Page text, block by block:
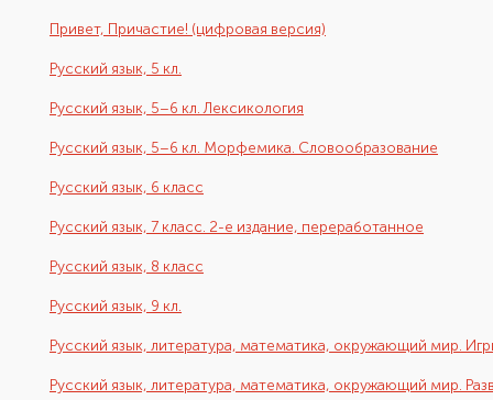
Привет, Причастие! (цифровая версия)
Русский язык, 5 кл.
Русский язык, 5–6 кл. Лексикология
Русский язык, 5–6 кл. Морфемика. Словообразование
Русский язык, 6 класс
Русский язык, 7 класс. 2-е издание, переработанное
Русский язык, 8 класс
Русский язык, 9 кл.
Русский язык, литература, математика, окружающий мир.
Русский язык, литература, математика, окружающий мир.